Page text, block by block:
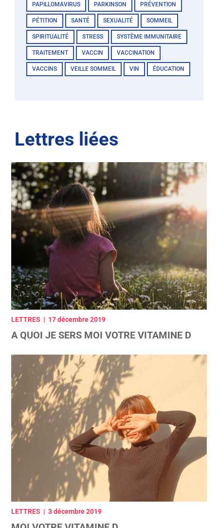
PAPILLOMAVIRUS PARKINSON PRÉVENTION
PÉTITION SANTÉ SEXUALITÉ SOMMEIL
SPIRITUALITÉ STRESS SYSTÈME IMMUNITAIRE
TRAITEMENT VACCIN VACCINATION
VACCINS VEILLE SOMMEIL VIN ÉDUCATION
Lettres liées
LETTRES | 17 décembre 2019
A QUOI JE SERS MOI VOTRE VITAMINE D
LETTRES | 3 décembre 2019